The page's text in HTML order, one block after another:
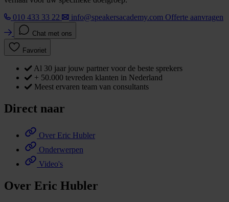
010 433 33 22
info@speakersacademy.com Offerte aanvragen
Chat met ons
Favoriet
Al 30 jaar jouw partner voor de beste sprekers
+ 50.000 tevreden klanten in Nederland
Meest ervaren team van consultants
Direct naar
Over Eric Hubler
Onderwerpen
Video's
Over Eric Hubler